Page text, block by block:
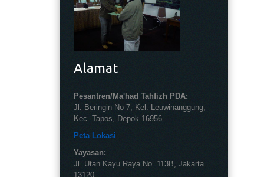
Alamat
Pesantren/Ma'had Tahfizh PDA:
Jl. Beringin No 7, Kel. Leuwinanggung,
Kec. Tapos, Depok 16956
Peta Lokasi
Yayasan:
Jl. Utan Kayu Raya No. 113B, Jakarta
13120